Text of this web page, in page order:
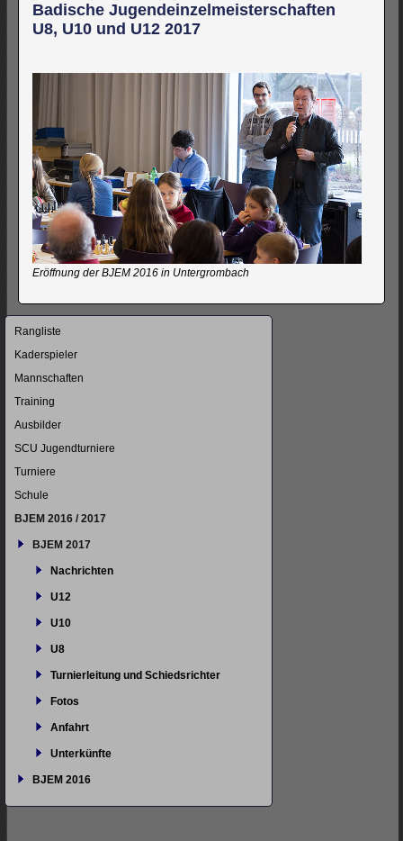
Badische Jugendeinzelmeisterschaften
U8, U10 und U12 2017
Eröffnung der BJEM 2016 in Untergrombach
Navigation
Rangliste
Kaderspieler
Mannschaften
Training
Ausbilder
SCU Jugendturniere
Turniere
Schule
BJEM 2016 / 2017
BJEM 2017
Nachrichten
U12
U10
U8
Turnierleitung und Schiedsrichter
Fotos
Anfahrt
Unterkünfte
BJEM 2016